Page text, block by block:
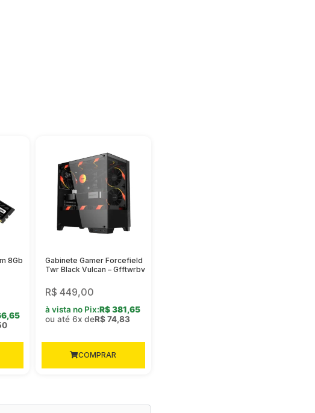
8Gb
Gabinete Gamer Forcefield
Twr Black Vulcan – Gfftwrbv
R$ 449,00
à vista no Pix:R$381,65
ou até 6x deR$74,83
COMPRAR